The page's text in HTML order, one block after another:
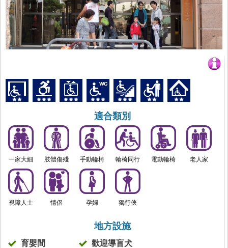
適合類別
一家大細 肢體傷殘 手動輪椅 輪椅同行 電動輪椅 老人家
視障人士 情侶 孕婦 獨行俠
地方設施
育嬰間
歡迎導盲犬